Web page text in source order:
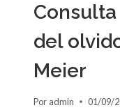
SARA
CRAVEN
Consulta
del
Meier
Por admin 01/09/